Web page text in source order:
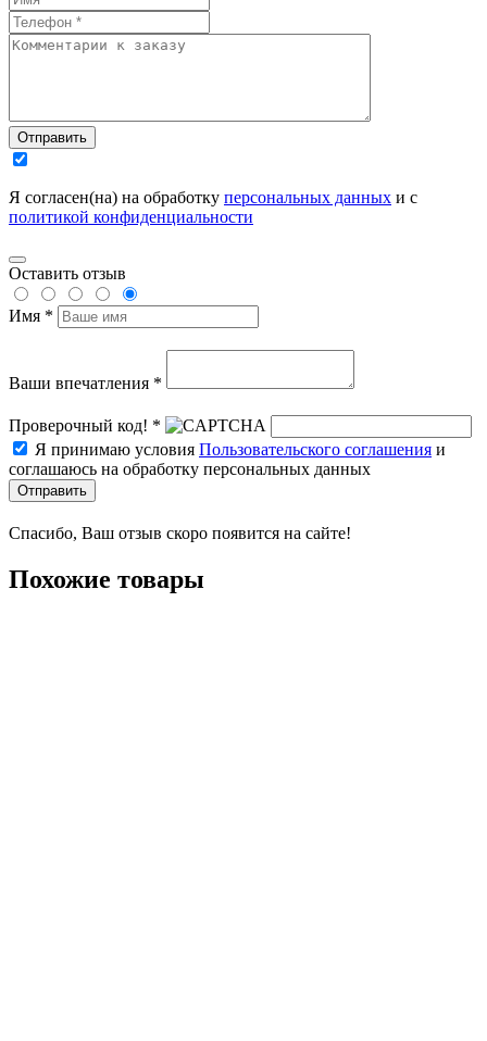
Отправить
Я согласен(на) на обработку персональных данных и с
политикой конфиденциальности
Оставить отзыв
Имя *
Ваши впечатления *
Проверочный код! *
Я принимаю условия Пользовательского соглашения и
соглашаюсь на обработку персональных данных
Отправить
Спасибо, Ваш отзыв скоро появится на сайте!
Похожие товары